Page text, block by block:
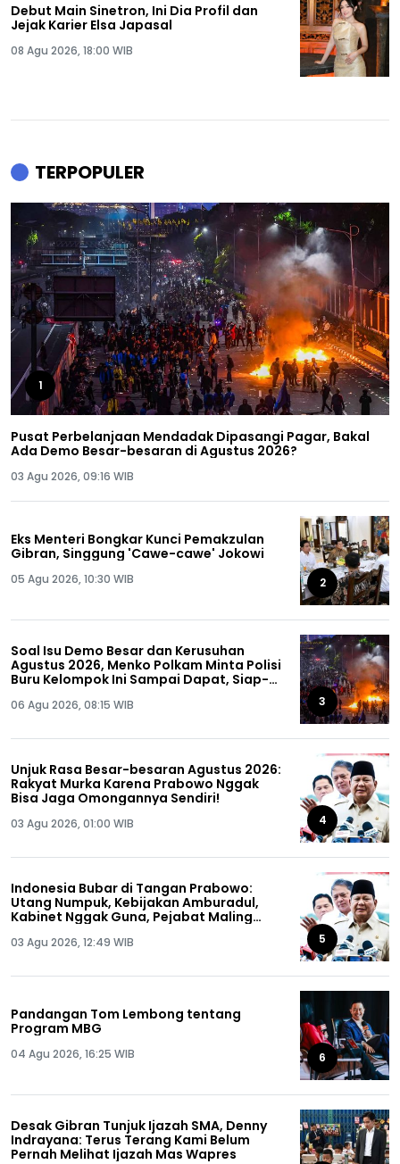
Debut Main Sinetron, Ini Dia Profil dan
Jejak Karier Elsa Japasal
08 Agu 2026, 18:00 WIB
TERPOPULER
1
Pusat Perbelanjaan Mendadak Dipasangi Pagar, Bakal
Ada Demo Besar-besaran di Agustus 2026?
03 Agu 2026, 09:16 WIB
Eks Menteri Bongkar Kunci Pemakzulan
Gibran, Singgung 'Cawe-cawe' Jokowi
05 Agu 2026, 10:30 WIB 2
Soal Isu Demo Besar dan Kerusuhan
Agustus 2026, Menko Polkam Minta Polisi
Buru Kelompok Ini Sampai Dapat, Siap-
06 Agu 2026, 08:15 WIB 3
Unjuk Rasa Besar-besaran Agustus 2026:
Rakyat Murka Karena Prabowo Nggak
Bisa Jaga Omongannya Sendiri!
03 Agu 2026, 01:00 WIB 4
Indonesia Bubar di Tangan Prabowo:
Utang Numpuk, Kebijakan Amburadul,
Kabinet Nggak Guna, Pejabat Maling
03 Agu 2026, 12:49 WIB 5
Pandangan Tom Lembong tentang
Program MBG
04 Agu 2026, 16:25 WIB 6
Desak Gibran Tunjuk Ijazah SMA, Denny
Indrayana: Terus Terang Kami Belum
Pernah Melihat Ijazah Mas Wapres